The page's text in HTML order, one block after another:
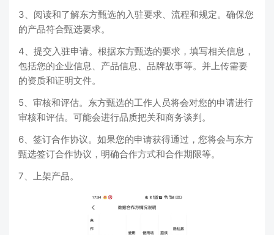
3、阅读和了解东方甄选的入驻要求、流程和规定。确保您
的产品符合甄选要求。
4、提交入驻申请。根据东方甄选的要求，填写相关信息，
包括您的企业信息、产品信息、品牌故事等。并上传需要
的资质和证明文件。
5、审核和评估。东方甄选的工作人员将会对您的申请进行
审核和评估。可能会进行品质把关和商务谈判。
6、签订合作协议。如果您的申请获得通过，您将会与东方
甄选签订合作协议，明确合作方式和合作期限等。
7、上架产品。